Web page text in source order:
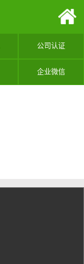
公司认证
企业微信